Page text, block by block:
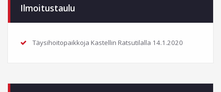
Ilmoitustaulu
Täysihoitopaikkoja Kastellin Ratsutilalla 14.1.2020